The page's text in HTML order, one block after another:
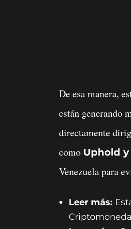
De esa manera,
están generando
directamente
como Uphold y
Venezuela para
Leer más: